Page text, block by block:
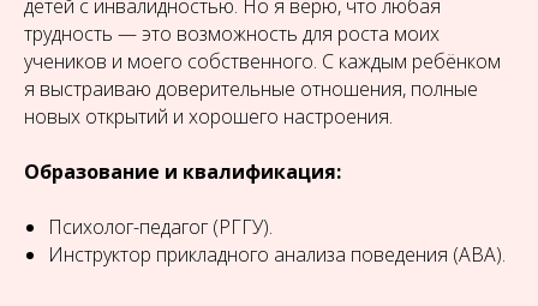
детей с инвалидностью. Но я верю, что любая
трудность — это возможность для роста моих
учеников и моего собственного. С каждым ребёнком
я выстраиваю доверительные отношения, полные
новых открытий и хорошего настроения.
Образование и квалификация:
Психолог-педагог (РГГУ).
Инструктор прикладного анализа поведения (ABA).